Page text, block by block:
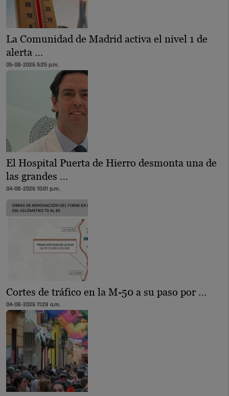
La Comunidad de Madrid activa el nivel 1 de
alerta …
05-08-2026 5:25 p.m.
El Hospital Puerta de Hierro desmonta una de
las grandes …
04-08-2026 10:01 p.m.
Cortes de tráfico en la M-50 a su paso por …
04-08-2026 11:28 a.m.